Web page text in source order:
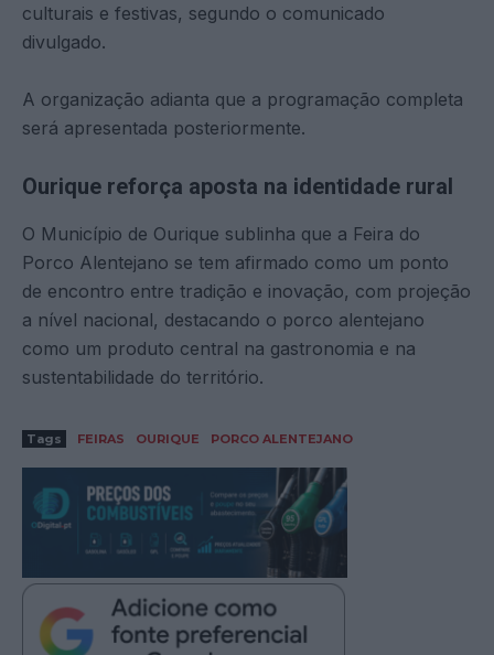
culturais e festivas, segundo o comunicado
divulgado.
A organização adianta que a programação completa
será apresentada posteriormente.
Ourique reforça aposta na identidade rural
O Município de Ourique sublinha que a Feira do
Porco Alentejano se tem afirmado como um ponto
de encontro entre tradição e inovação, com projeção
a nível nacional, destacando o porco alentejano
como um produto central na gastronomia e na
sustentabilidade do território.
Tags FEIRAS OURIQUE PORCO ALENTEJANO